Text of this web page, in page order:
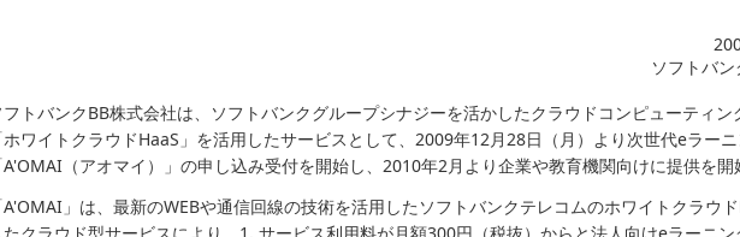
ソフトバ
トバンクBB株式会社は、ソフトバンクグループシナジーを活かしたクラウドコンピューティン
ワイトクラウドHaaS」を活用したサービスとして、2009年12月28日（月）より次世代eラー
（アオマイ）」の申し込み受付を開始し、2010年2月より企業や教育機関向けに提供を開
」は、最新のWEBや通信回線の技術を活用したソフトバンクテレコムのホワイトクラウ
クラウド型サービスにより、1. サービス利用料が月額300円（税抜）からと法人向けeラーニン